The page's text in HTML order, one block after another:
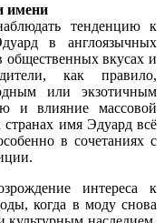
имени
тенденцию к
в англоязычных
общественных вкусах и
как правило,
или экзотичным
и влияние массовой
имя Эдуард всё
в сочетаниях с
интереса к
когда в моду снова